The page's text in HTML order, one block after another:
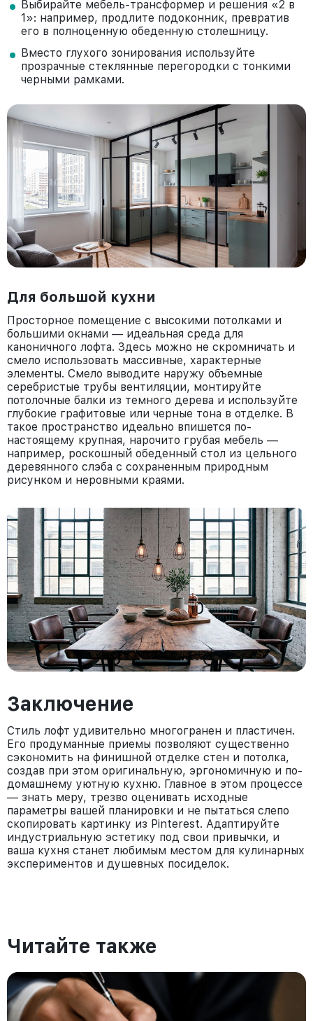
Выбирайте мебель-трансформер и решения «2 в
1»: например, продлите подоконник, превратив
его в полноценную обеденную столешницу.
Вместо глухого зонирования используйте
прозрачные стеклянные перегородки с тонкими
черными рамками.
Для большой кухни
Просторное помещение с высокими потолками и
большими окнами — идеальная среда для
каноничного лофта. Здесь можно не скромничать и
смело использовать массивные, характерные
элементы. Смело выводите наружу объемные
серебристые трубы вентиляции, монтируйте
потолочные балки из темного дерева и используйте
глубокие графитовые или черные тона в отделке. В
такое пространство идеально впишется по-
настоящему крупная, нарочито грубая мебель —
например, роскошный обеденный стол из цельного
деревянного слэба с сохраненным природным
рисунком и неровными краями.
Заключение
Стиль лофт удивительно многогранен и пластичен.
Его продуманные приемы позволяют существенно
сэкономить на финишной отделке стен и потолка,
создав при этом оригинальную, эргономичную и по-
домашнему уютную кухню. Главное в этом процессе
— знать меру, трезво оценивать исходные
параметры вашей планировки и не пытаться слепо
скопировать картинку из Pinterest. Адаптируйте
индустриальную эстетику под свои привычки, и
ваша кухня станет любимым местом для кулинарных
экспериментов и душевных посиделок.
Читайте также